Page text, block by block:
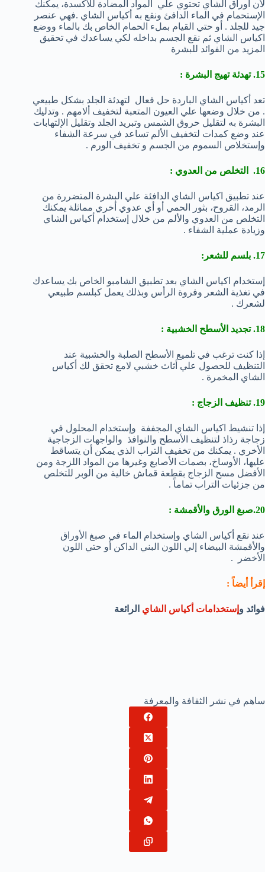
لأن أوراق الشاي تحتوي علي المواد المضادة للأكسدة، يمكنك
الإستحمام في الماء الدافئ ونقع به أكياس الشاي .فهي عنصر
جيد للجلد . أو حتي القيام بملء الحمام الخاص بك بالماء ووضع
اكياس الشاي ثم نقع الجسم بداخله لكي يساعدك في تحقيق
المزيد من الفوائد للبشرة
15. تهدئة تهيج البشرة :
تعد أكياس الشاي الباردة حل فعال لتهدئة الجلد بشكل طبيعي
. من خلال وضعها علي العيون المتعبة لتخفيف ألامهم . وتدليك
البشرة به لتقليل حروق الشمس وتبريد الجلد وتقليل الإلتهابات
عند وضع كمدات لتخفيف الألم تساعد في سرعة الشفاء
وإستخلاص السموم من الجسم و تخفيف الورم .
16. التخلص من العدوي :
عند تطبيق اكياس الشاي الدافئة علي البشرة المتضررة من
الرمد، القروح، بثور الحمي أو أي عدوي أخري مماثلة يمكنك
التخلص من العدوي والألم من خلال إستخدام أكياس الشاي
وزيادة عملية الشفاء .
17. بلسم للشعر:
إستخدام اكياس الشاي بعد تطبيق الشامبو الخاص بك يساعدك
في تغذية الشعر وفروة الرأس وبذلك يعمل كبلسم طبيعي
لشعرك .
18. تجديد الأسطح الخشبية :
إذا كنت ترغب في تلميع الأسطح الصلبة والخشبية عند
التنظيف للحصول علي أثاث خشبي لامع تحقق لك أكياس
الشاي المخمرة .
19. تنظيف الزجاج :
إذا تنشيط اكياس الشاي المجففة وإستخدام المحلول في
زجاجة رذاذ لتنظيف الأسطح والنوافذ والواجهات الزجاجية
الأخري . يمكنك من تخفيف التراب الذي يمكن أن يتساقط
عليها، الأوساخ، بصمات الأصابع وغيرها من المواد اللزجة ومن
الأفضل مسح الزجاج بقطعة قماش خالية من الوبر للتخلص
من جزئيات التراب تماماً .
20.صبغ الورق والأقمشة :
عند نقع أكياس الشاي وإستخدام الماء في صبغ الأوراق
والأقمشة البيضاء إلي اللون البني الداكن أو حتي اللون
الأخضر .
إقرأ أيضاً :
فوائد و إستخدامات أكياس الشاي الرائعة
ساهم في نشر الثقافة والمعرفة